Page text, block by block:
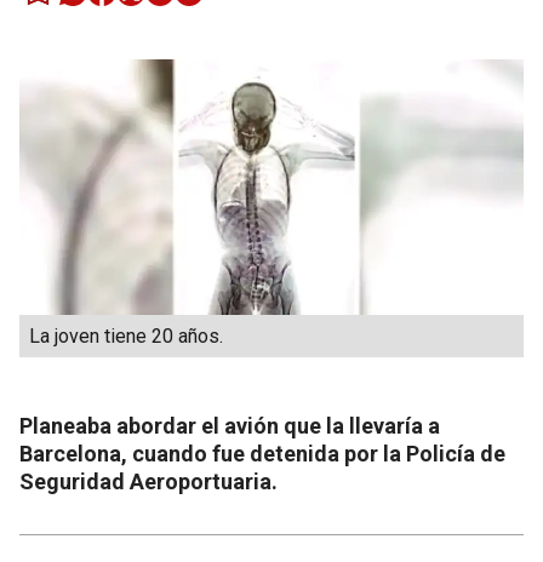
La joven tiene 20 años.
Planeaba abordar el avión que la llevaría a
Barcelona, cuando fue detenida por la Policía de
Seguridad Aeroportuaria.